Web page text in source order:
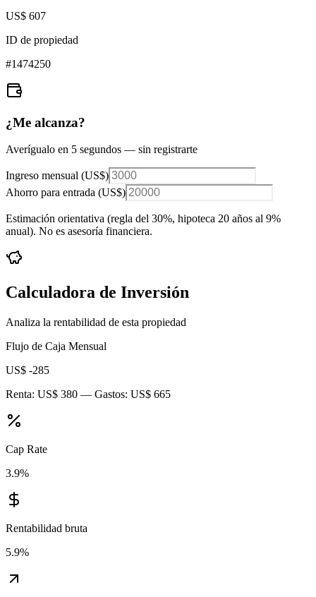
US$ 607
ID de propiedad
#1474250
¿Me alcanza?
Averígualo en 5 segundos — sin registrarte
Ingreso mensual (US$)
Ahorro para entrada (US$)
Estimación orientativa (regla del 30%, hipoteca 20 años al 9%
anual). No es asesoría financiera.
Calculadora de Inversión
Analiza la rentabilidad de esta propiedad
Flujo de Caja Mensual
US$ -285
Renta: US$ 380 — Gastos: US$ 665
Cap Rate
3.9%
Rentabilidad bruta
5.9%